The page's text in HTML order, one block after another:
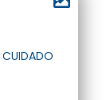
CUIDADO